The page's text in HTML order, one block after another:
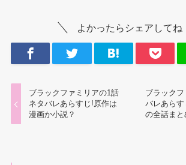
よかったらシェアしてね
ブラックファミリアの1話
ネタバレあらすじ!原作は
漫画か小説？
ブラック
バレあらす
の全話まと